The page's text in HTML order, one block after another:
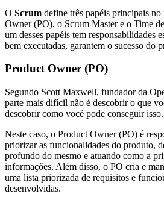
O Scrum define três papéis principais
Owner (PO), o Scrum Master e o Time
um desses papéis tem responsabilidades
bem executadas, garantem o sucesso do
Product Owner (PO)
Segundo Scott Maxwell, fundador da
parte mais difícil não é descobrir o que
descobrir como você pode conseguir isso.
Neste caso, o Product Owner (PO) é
priorizar as funcionalidades do produto,
profundo do mesmo e atuando como a
informações. Além disso, o PO cria e
uma lista priorizada de requisitos e
desenvolvidas.